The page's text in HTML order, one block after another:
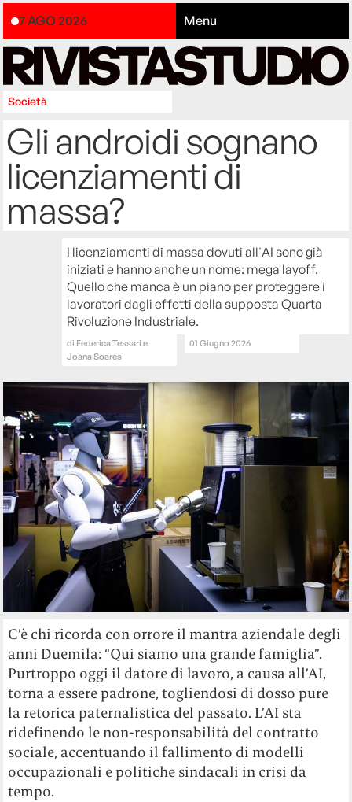
7 AGO 2026 Menu
Società
Gli androidi sognano
licenziamenti di
massa?
I licenziamenti di massa dovuti all'AI sono già
iniziati e hanno anche un nome: mega layoff.
Quello che manca è un piano per proteggere i
lavoratori dagli effetti della supposta Quarta
Rivoluzione Industriale.
di Federica Tessari e
Joana Soares
01 Giugno 2026
C’è chi ricorda con orrore il mantra aziendale degli
anni Duemila: “Qui siamo una grande famiglia”.
Purtroppo oggi il datore di lavoro, a causa all’AI,
torna a essere padrone, togliendosi di dosso pure
la retorica paternalistica del passato. L’AI sta
ridefinendo le non-responsabilità del contratto
sociale, accentuando il fallimento di modelli
occupazionali e politiche sindacali in crisi da
tempo.